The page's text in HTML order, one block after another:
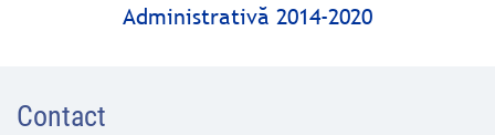
Administrativă 2014-2020
Contact